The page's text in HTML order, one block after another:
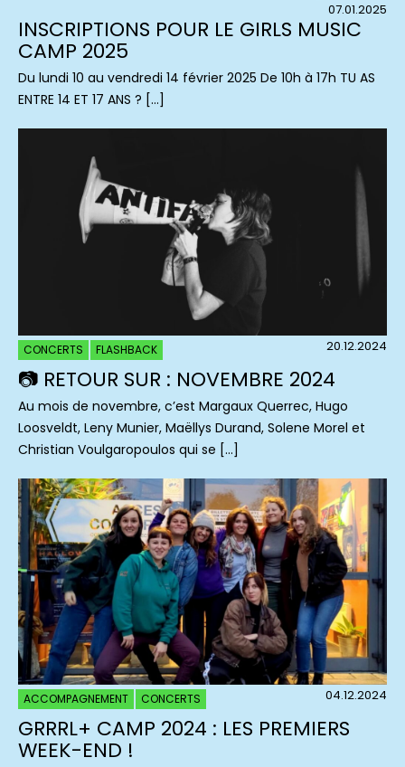
07.01.2025
INSCRIPTIONS POUR LE GIRLS MUSIC
CAMP 2025
Du lundi 10 au vendredi 14 février 2025 De 10h à 17h TU AS
ENTRE 14 ET 17 ANS ? […]
CONCERTS FLASHBACK 20.12.2024
📷 RETOUR SUR : NOVEMBRE 2024
Au mois de novembre, c’est Margaux Querrec, Hugo
Loosveldt, Leny Munier, Maëllys Durand, Solene Morel et
Christian Voulgaropoulos qui se […]
ACCOMPAGNEMENT CONCERTS 04.12.2024
GRRRL+ CAMP 2024 : LES PREMIERS
WEEK-END !